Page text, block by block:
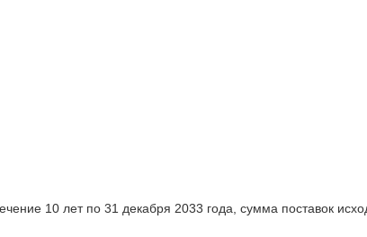
10 лет по 31 декабря 2033 года, сумма поставок